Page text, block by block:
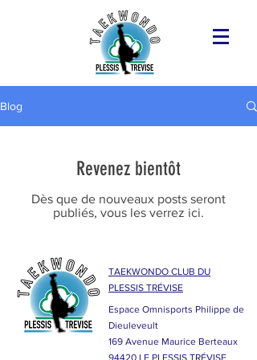
Blog
Revenez bientôt
Dès que de nouveaux posts seront
publiés, vous les verrez ici.
TAEKWONDO CLUB DU
PLESSIS TRÉVISE
Espace Omnisports Philippe de
Dieuleveult
169 Avenue Maurice Berteaux
94420 LE PLESSIS TRÉVISE